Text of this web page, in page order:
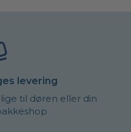
levering
til døren eller din